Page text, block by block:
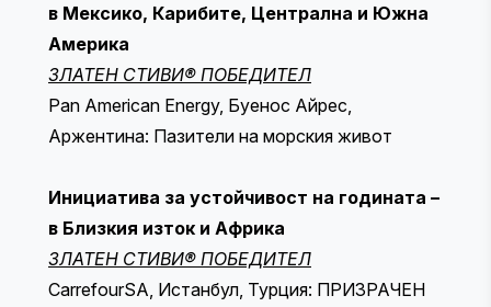
в Мексико, Карибите, Централна и Южна
Америка
ЗЛАТЕН СТИВИ® ПОБЕДИТЕЛ
Pan American Energy, Буенос Айрес,
Аржентина: Пазители на морския живот
Инициатива за устойчивост на годината –
в Близкия изток и Африка
ЗЛАТЕН СТИВИ® ПОБЕДИТЕЛ
CarrefourSA, Истанбул, Турция: ПРИЗРАЧЕН